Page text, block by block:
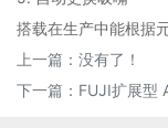
搭载在生产中能根据
上一篇：没有了！
下一篇： FUJI扩展型